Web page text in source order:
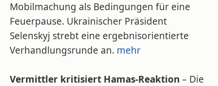
Mobilmachung als Bedingungen für eine
Feuerpause. Ukrainischer Präsident
Selenskyj strebt eine ergebnisorientierte
Verhandlungsrunde an. mehr
Vermittler kritisiert Hamas-Reaktion – Die